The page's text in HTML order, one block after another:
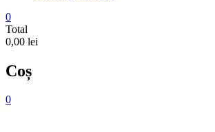
0
Total
0,00 lei
Coș
0